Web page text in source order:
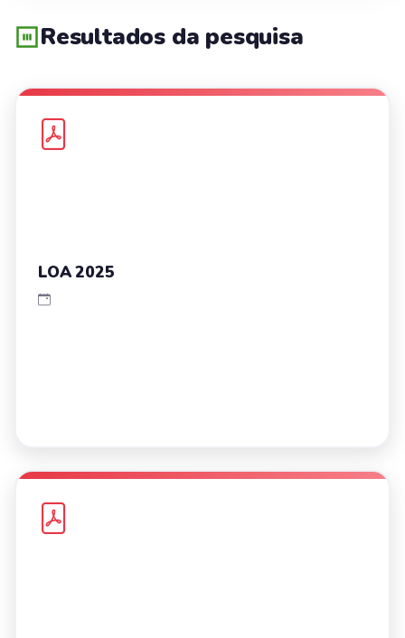
Resultados da pesquisa
LOA 2025